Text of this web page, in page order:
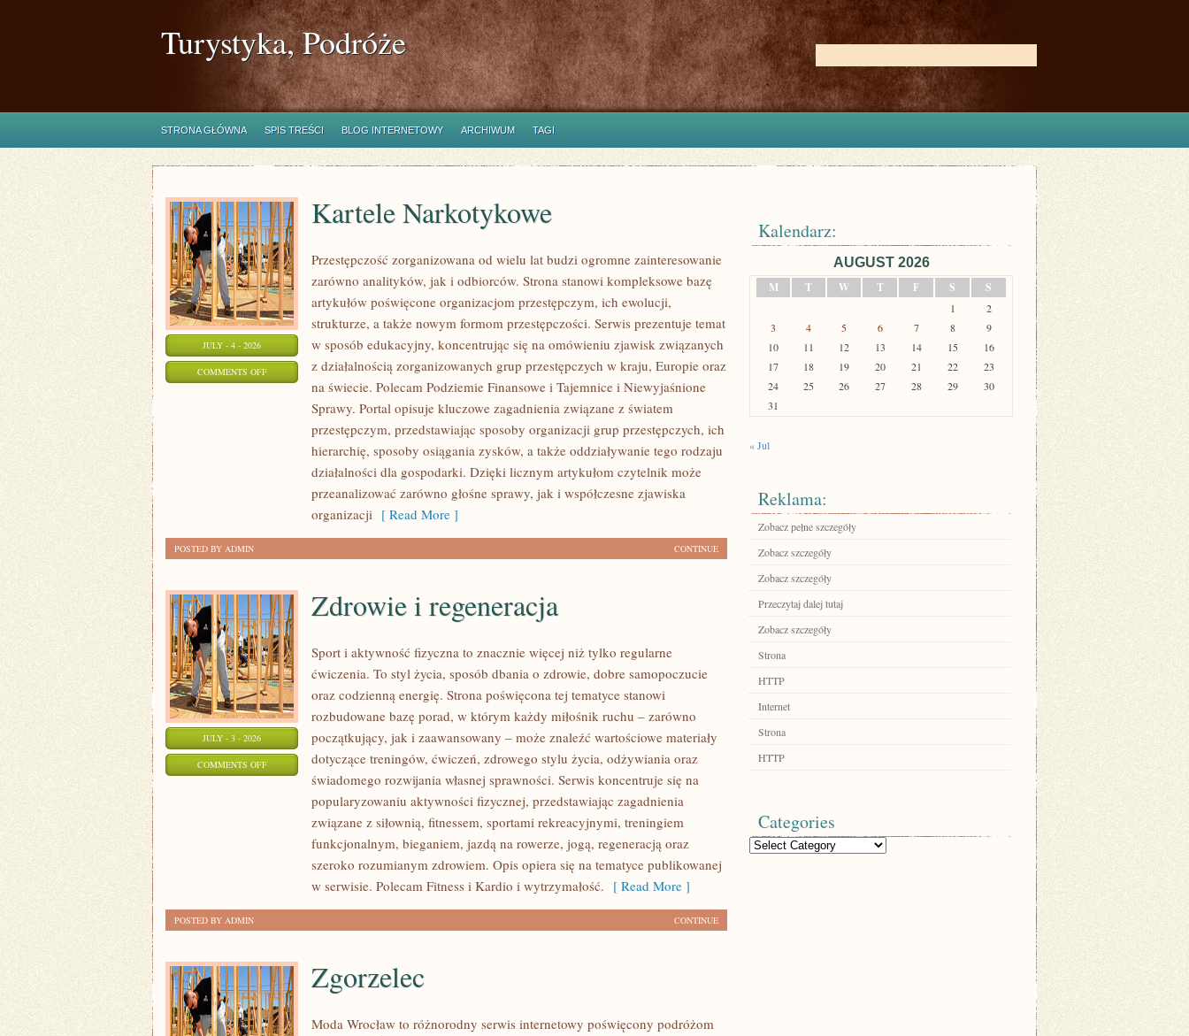
Turystyka, Podróże
STRONA GŁÓWNA SPIS TREŚCI BLOG INTERNETOWY ARCHIWUM TAGI
JULY - 4 - 2026
COMMENTS OFFON
NARKOTYKOWE
Kartele Narkotykowe
Przestępczość zorganizowana od wielu lat budzi ogromne zainteresowanie
zarówno analityków, jak i odbiorców. Strona stanowi kompleksowe bazę
artykułów poświęcone organizacjom przestępczym, ich ewolucji,
strukturze, a także nowym formom przestępczości. Serwis prezentuje temat
w sposób edukacyjny, koncentrując się na omówieniu zjawisk związanych
z działalnością zorganizowanych grup przestępczych w kraju, Europie oraz
na świecie. Polecam Podziemie Finansowe i Tajemnice i Niewyjaśnione
Sprawy. Portal opisuje kluczowe zagadnienia związane z światem
przestępczym, przedstawiając sposoby organizacji grup przestępczych, ich
hierarchię, sposoby osiągania zysków, a także oddziaływanie tego rodzaju
działalności dla gospodarki. Dzięki licznym artykułom czytelnik może
przeanalizować zarówno głośne sprawy, jak i współczesne zjawiska
organizacji [ Read More ]
CONTINUE
POSTED BY ADMIN
JULY - 3 - 2026
COMMENTS OFFON
REGENERACJA
Zdrowie i regeneracja
Sport i aktywność fizyczna to znacznie więcej niż tylko regularne
ćwiczenia. To styl życia, sposób dbania o zdrowie, dobre samopoczucie
oraz codzienną energię. Strona poświęcona tej tematyce stanowi
rozbudowane bazę porad, w którym każdy miłośnik ruchu – zarówno
początkujący, jak i zaawansowany – może znaleźć wartościowe materiały
dotyczące treningów, ćwiczeń, zdrowego stylu życia, odżywiania oraz
świadomego rozwijania własnej sprawności. Serwis koncentruje się na
popularyzowaniu aktywności fizycznej, przedstawiając zagadnienia
związane z siłownią, fitnessem, sportami rekreacyjnymi, treningiem
funkcjonalnym, bieganiem, jazdą na rowerze, jogą, regeneracją oraz
szeroko rozumianym zdrowiem. Opis opiera się na tematyce publikowanej
w serwisie. Polecam Fitness i Kardio i wytrzymałość. [ Read More ]
CONTINUE
POSTED BY ADMIN
Zgorzelec
Moda Wrocław to różnorodny serwis internetowy poświęcony podróżom
Kalendarz:
AUGUST 2026
M
T W T F S S
1
2
3
4 5 6 7 8
9
10
11 12 13 14 15
16
17
18 19 20 21 22
23
24
25 26 27 28 29
30
31
« Jul
Reklama:
Zobacz pełne szczegóły
Zobacz szczegóły
Zobacz szczegóły
Przeczytaj dalej tutaj
Zobacz szczegóły
Strona
HTTP
Internet
Strona
HTTP
Categories
Categories